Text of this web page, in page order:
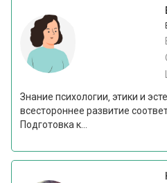
Знание психологии‚ этики и
всестороннее развитие
Подготовка к...